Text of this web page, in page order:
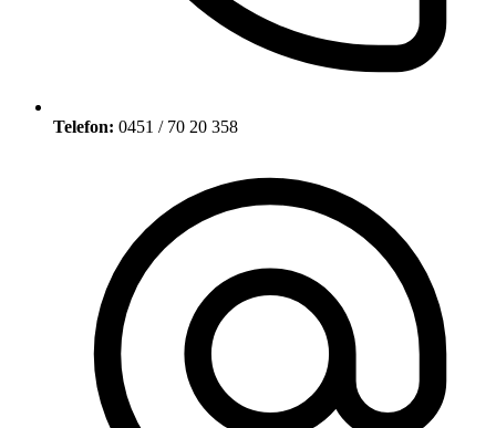
Telefon: 0451 / 70 20 358